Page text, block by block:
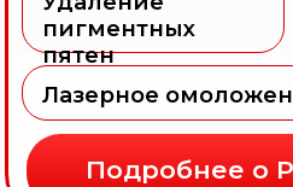
Самое передовое
оборудование
Самые новые аппараты
Оборудование имеет
сертификацию RU и FDA
Оригинальное оборудование